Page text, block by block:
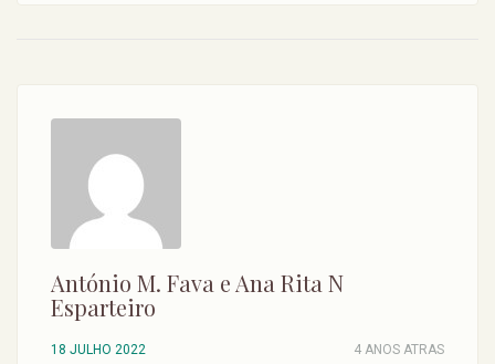
António M. Fava e Ana Rita N
Esparteiro
18 JULHO 2022 4 ANOS ATRAS